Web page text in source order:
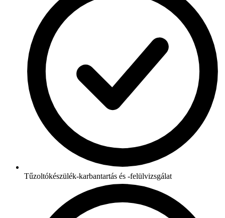
Tűzoltókészülék-karbantartás és -felülvizsgálat